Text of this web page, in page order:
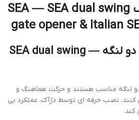
انواع جک پارکینگ SEA — SEA dual swing
gate opener & Italian
جک پارکینگ SEA دو لنگه — SEA dual swing
لنگه مناسب هستند و حرکت هماهنگ و
کنند. نصب حرفه ای توسط دژآک، عملکرد بی